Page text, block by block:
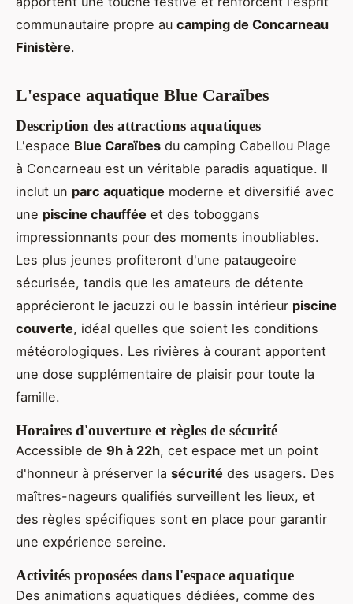
communautaire propre au camping de Concarneau
Finistère.
L'espace aquatique Blue Caraïbes
Description des attractions aquatiques
L'espace Blue Caraïbes du camping Cabellou Plage
à Concarneau est un véritable paradis aquatique. Il
inclut un parc aquatique moderne et diversifié avec
une piscine chauffée et des toboggans
impressionnants pour des moments inoubliables.
Les plus jeunes profiteront d'une pataugeoire
sécurisée, tandis que les amateurs de détente
apprécieront le jacuzzi ou le bassin intérieur piscine
couverte, idéal quelles que soient les conditions
météorologiques. Les rivières à courant apportent
une dose supplémentaire de plaisir pour toute la
famille.
Horaires d'ouverture et règles de sécurité
Accessible de 9h à 22h, cet espace met un point
d'honneur à préserver la sécurité des usagers. Des
maîtres-nageurs qualifiés surveillent les lieux, et
des règles spécifiques sont en place pour garantir
une expérience sereine.
Activités proposées dans l'espace aquatique
Des animations aquatiques dédiées, comme des